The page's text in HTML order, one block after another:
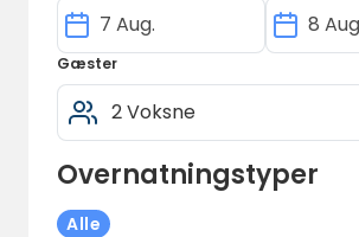
Gæster
Overnatningstyper
Alle